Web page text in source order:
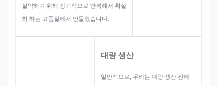
절약하기 위해 장기적으로 반복해서 확실
히 하는 고품질에서 만들었습니다.
대량 생산
일반적으로, 우리는 대량 생산 전에